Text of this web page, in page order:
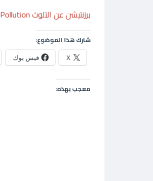
برزنتيشن عن التلوث Pollution لمادة اللغة الانجليزية
شارك هذا الموضوع:
X فيس بوك
معجب بهذه: